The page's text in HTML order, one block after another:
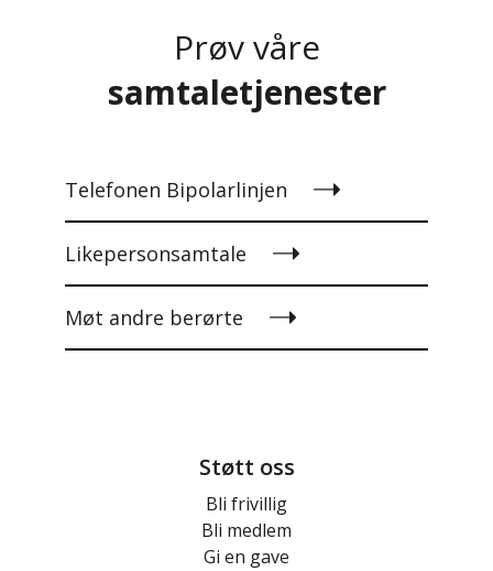
Prøv våre
samtaletjenester
Telefonen Bipolarlinjen
Likepersonsamtale
Møt andre berørte
Støtt oss
Bli frivillig
Bli medlem
Gi en gave